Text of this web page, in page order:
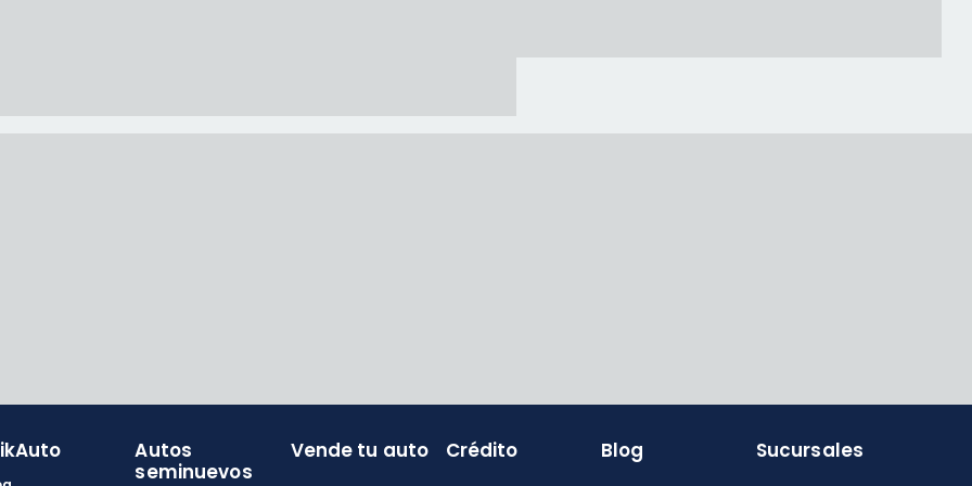
Autos
seminuevos
Vende tu auto Crédito Blog Sucursales